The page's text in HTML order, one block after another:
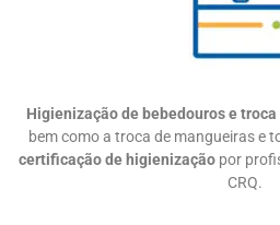
Higienização de bebedouros e
bem como a troca de mangueiras e
certificação de higienização por
CRQ.